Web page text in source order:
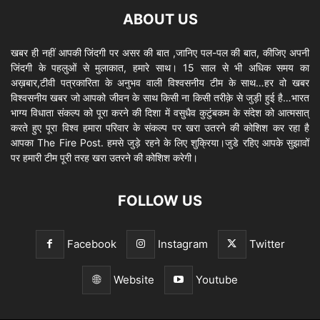
ABOUT US
खबर ही नहीं आपकी जिंदगी पर असर की बात ,जानिए पल-पल की बात, कीजिए अपनी
जिंदगी के पहलुओं से मुलाकात, हमारे साथ। 15 साल से भी अधिक समय का
अख़बार,टीवी पत्रकारिता के अनुभव वाली विश्वसनीय टीम के साथ…हर वो खबर
विश्वसनीय खबर जो आपको जीवन के साथ किसी ना किसी तरीक़े से जुड़ी हुई है…भारत
भाग्य विधाता संकल्प को पूरा करने की दिशा में वसुधैव कुटुंबकम के संदेश को आत्मसात्
करते हुए पूरा विश्व हमारा परिवार के संकल्प पर खरा उतरने की कोशिश कर रहा है
आपका The Fire Post. हमसे जुड़े रहने के लिए शुक्रिया।जुडे रहिए आपके सुझावों
पर हमारी टीम पूरी तरह खरा उतरने की कोशिश करेगी।
FOLLOW US
Facebook Instagram Twitter
Website Youtube